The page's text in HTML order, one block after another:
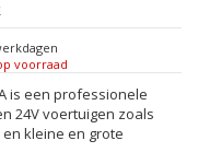
voorraad
is een professionele
24V voertuigen zoals
kleine en grote